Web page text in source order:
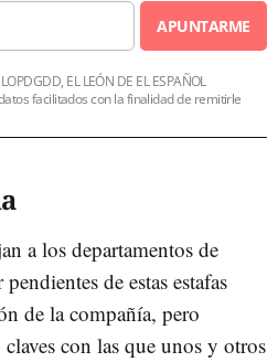
APUNTARME
EL LEÓN DE EL ESPAÑOL
facilitados con la finalidad de remitirle
a los departamentos de
de estas estafas
de la compañía, pero
con las que unos y otros